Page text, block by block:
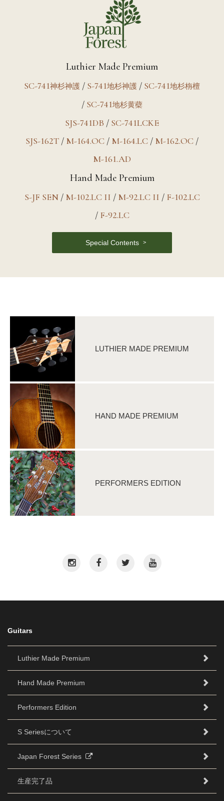
Luthier Made Premium
SC-741神杉神護 / S-741地杉神護 / SC-741地杉栴檀
/ SC-741地杉黄蘗
SJS-741DB / SC-741LCKE
SJS-162T / M-164.OC / M-164.LC / M-162.OC /
M-161.AD
Hand Made Premium
S-JF SEN/ M-102.LC II / M-92.LC II / F-102.LC
/ F-92.LC
Special Contents
LUTHIER MADE PREMIUM
HAND MADE PREMIUM
PERFORMERS EDITION
Guitars
Luthier Made Premium
Hand Made Premium
Performers Edition
S Seriesについて
Japan Forest Series
生産完了品